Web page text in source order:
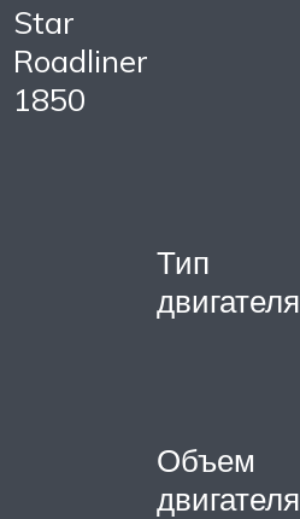
Star
Roadliner
1850
Тип
двигателя
Объем
двигателя